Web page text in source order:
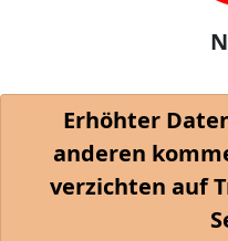
Erhöhter
anderen
verzichten auf